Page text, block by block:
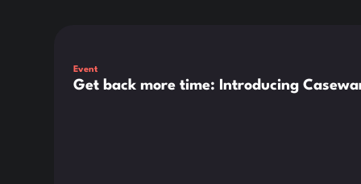
Event
Get back more time: Introducing